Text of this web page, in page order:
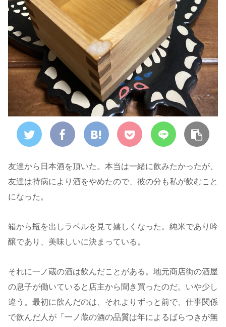
友達から日本酒を頂いた。本当は一緒に飲みたかったが、
友達は持病により酒をやめたので、彼の分も私が飲むこと
になった。
箱から瓶を出しラベルを見て嬉しくなった。純米であり吟
醸であり、美味しいに決まっている。
それに一ノ蔵の酒は飲んだことがある。地元商店街の酒屋
の息子が働いていると店主から聞き買ったのだ。いや少し
違う。最初に飲んだのは、それよりずっと前で、仕事関係
で飲んだ人が「一ノ蔵の酒の品質は年によるばらつきが無